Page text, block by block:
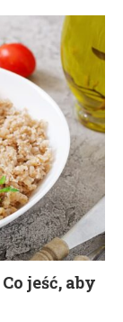
jeść, aby